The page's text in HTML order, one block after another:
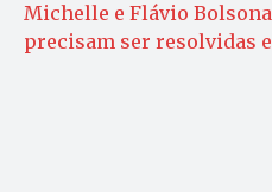
Michelle e Flávio
precisam ser resolvidas